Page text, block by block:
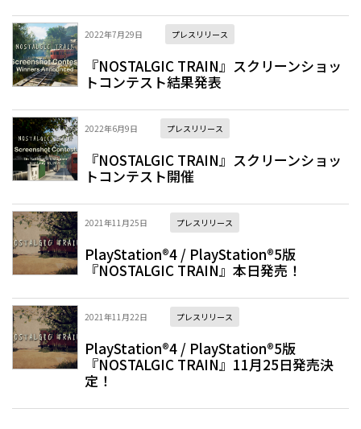
2022年7月29日 プレスリリース
『NOSTALGIC TRAIN』スクリーンショッ
トコンテスト結果発表
2022年6月9日 プレスリリース
『NOSTALGIC TRAIN』スクリーンショッ
トコンテスト開催
2021年11月25日 プレスリリース
PlayStation®4 / PlayStation®5版
『NOSTALGIC TRAIN』本日発売！
2021年11月22日 プレスリリース
PlayStation®4 / PlayStation®5版
『NOSTALGIC TRAIN』11月25日発売決
定！